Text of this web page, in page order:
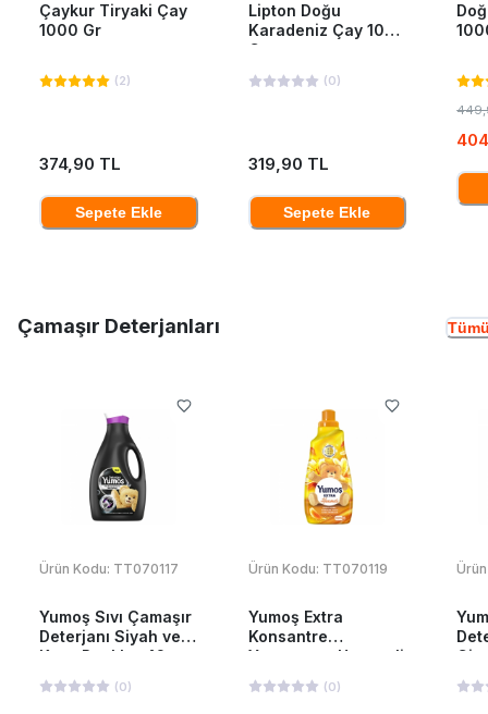
Çaykur Tiryaki Çay
1000 Gr
(2)
374,90 TL
Sepete Ekle
Lipton Doğu
Karadeniz Çay 1000
Gr
(0)
319,90 TL
Sepete Ekle
Çamaşır Deterjanları
Ürün Kodu: TT070117
Yumoş Sıvı Çamaşır
Deterjanı Siyah ve
Koyu Renkler 42
(0)
Ürün Kodu: TT070119
Yumoş Extra
Konsantre
Yumuşatıcı Hanımeli
(0)